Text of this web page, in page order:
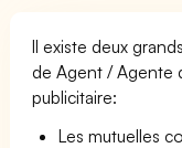
Il existe deux
de Agent / Agente
publicitaire:
Les mutuelles